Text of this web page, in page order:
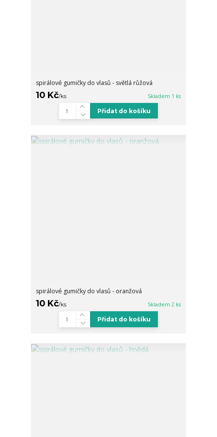
spirálové gumičky do vlasů - světlá růžová
10 Kč/ks Skladem 1 ks
Přidat do košíku
spirálové gumičky do vlasů - oranžová
10 Kč/ks Skladem 2 ks
Přidat do košíku